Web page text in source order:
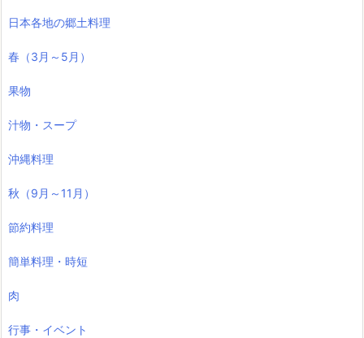
日本各地の郷土料理
春（3月～5月）
果物
汁物・スープ
沖縄料理
秋（9月～11月）
節約料理
簡単料理・時短
肉
行事・イベント